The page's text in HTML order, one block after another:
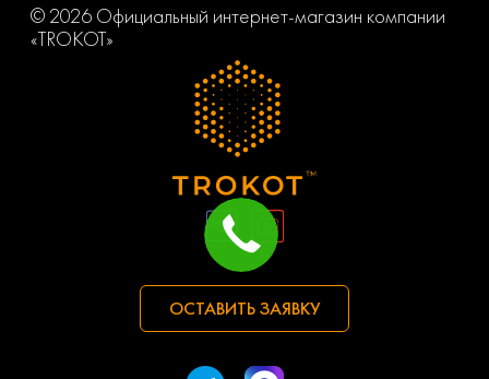
© 2026 Официальный интернет-магазин компании
«TROKOT»
ОСТАВИТЬ ЗАЯВКУ